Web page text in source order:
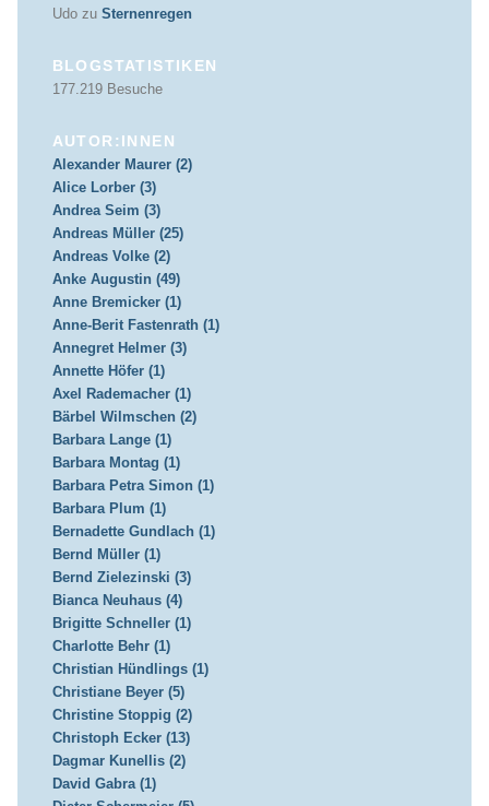
Udozu Sternenregen
BLOGSTATISTIKEN
177.219 Besuche
AUTOR:INNEN
Alexander Maurer (2)
Alice Lorber (3)
Andrea Seim (3)
Andreas Müller (25)
Andreas Volke (2)
Anke Augustin (49)
Anne Bremicker (1)
Anne-Berit Fastenrath (1)
Annegret Helmer (3)
Annette Höfer (1)
Axel Rademacher (1)
Bärbel Wilmschen (2)
Barbara Lange (1)
Barbara Montag (1)
Barbara Petra Simon (1)
Barbara Plum (1)
Bernadette Gundlach (1)
Bernd Müller (1)
Bernd Zielezinski (3)
Bianca Neuhaus (4)
Brigitte Schneller (1)
Charlotte Behr (1)
Christian Hündlings (1)
Christiane Beyer (5)
Christine Stoppig (2)
Christoph Ecker (13)
Dagmar Kunellis (2)
David Gabra (1)